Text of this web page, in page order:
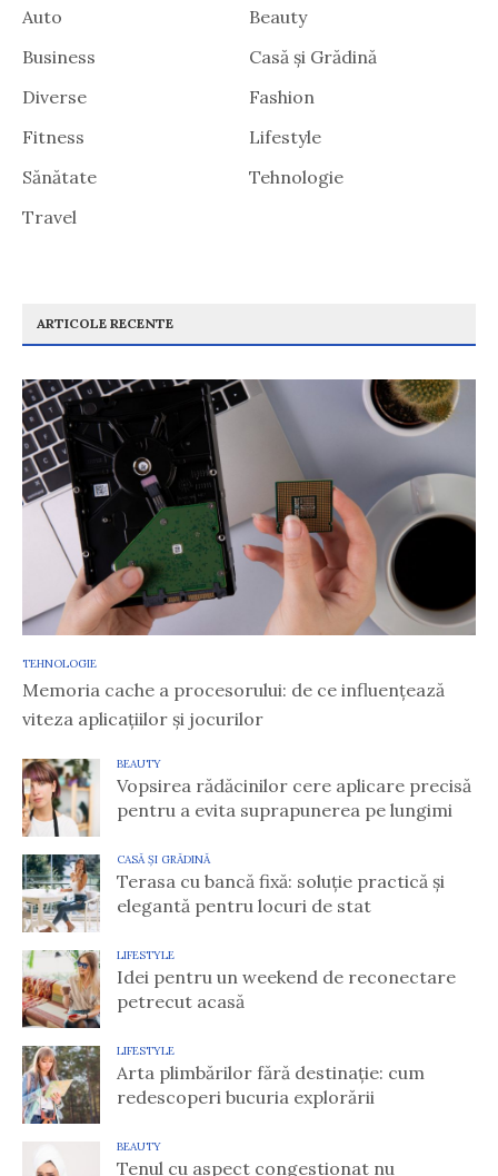
Auto
Beauty
Business
Casă și Grădină
Diverse
Fashion
Fitness
Lifestyle
Sănătate
Tehnologie
Travel
ARTICOLE RECENTE
TEHNOLOGIE
Memoria cache a procesorului: de ce influențează
viteza aplicațiilor și jocurilor
BEAUTY
Vopsirea rădăcinilor cere aplicare precisă
pentru a evita suprapunerea pe lungimi
CASĂ ȘI GRĂDINĂ
Terasa cu bancă fixă: soluție practică și
elegantă pentru locuri de stat
LIFESTYLE
Idei pentru un weekend de reconectare
petrecut acasă
LIFESTYLE
Arta plimbărilor fără destinație: cum
redescoperi bucuria explorării
BEAUTY
Tenul cu aspect congestionat nu